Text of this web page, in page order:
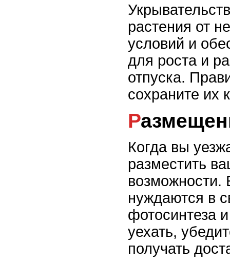
растения от
условий и
для роста и
отпуска.
сохраните их
Когда вы
разместить
возможности.
нуждаются в
фотосинтеза
уехать,
получать